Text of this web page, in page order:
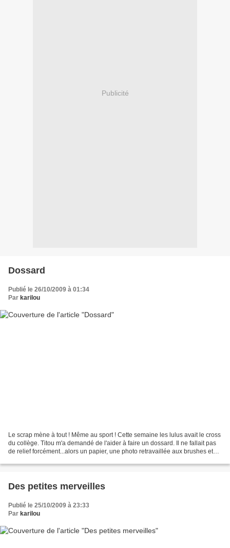
Publicité
Dossard
Publié le 26/10/2009 à 01:34
Par karilou
Le scrap mène à tout ! Même au sport ! Cette semaine les lulus avait le cross
du collège. Titou m'a demandé de l'aider à faire un dossard. Il ne fallait pas
de relief forcément...alors un papier, une photo retravaillée aux brushes et
Des petites merveilles
Publié le 25/10/2009 à 23:33
Par karilou